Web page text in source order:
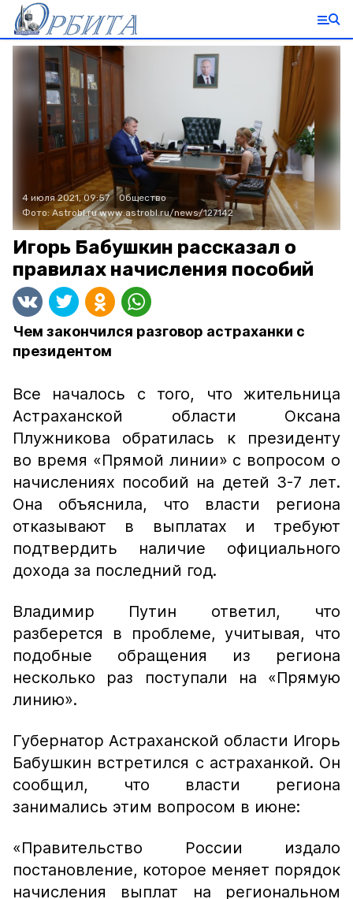
4 июля 2021, 09:57
Общество
Фото: Astrobl.ru www.astrobl.ru/news/127142
Игорь Бабушкин рассказал о
правилах начисления пособий
Чем закончился разговор астраханки с
президентом
Все началось с того, что жительница
Астраханской области Оксана
Плужникова обратилась к президенту
во время «Прямой линии» с вопросом о
начислениях пособий на детей 3-7 лет.
Она объяснила, что власти региона
отказывают в выплатах и требуют
подтвердить наличие официального
дохода за последний год.
Владимир Путин ответил, что
разберется в проблеме, учитывая, что
подобные обращения из региона
несколько раз поступали на «Прямую
линию».
Губернатор Астраханской области Игорь
Бабушкин встретился с астраханкой. Он
сообщил, что власти региона
занимались этим вопросом в июне:
«Правительство России издало
постановление, которое меняет порядок
начисления выплат на региональном